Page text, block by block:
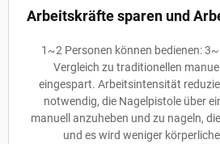
Arbeitskräfte sparen und
1~2 Personen können bedienen:
Vergleich zu traditionellen
eingespart. Arbeitsintensität
notwendig, die Nagelpistole über
manuell anzuheben und zu nageln,
und es wird weniger